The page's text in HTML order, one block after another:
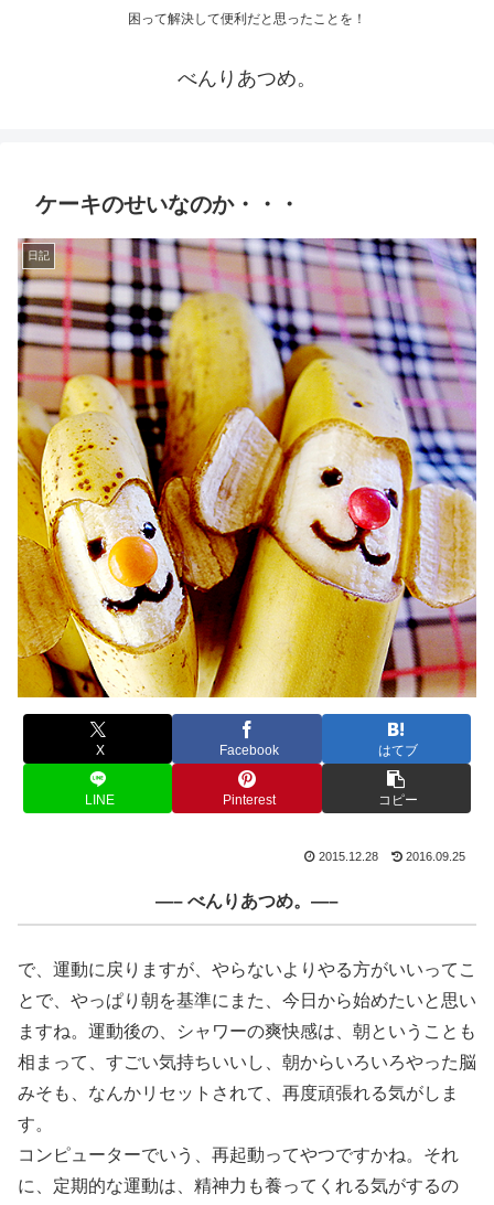
困って解決して便利だと思ったことを！
べんりあつめ。
ケーキのせいなのか・・・
日記
X Facebook はてブ
LINE Pinterest コピー
2015.12.28 2016.09.25
—– べんりあつめ。—–
で、運動に戻りますが、やらないよりやる方がいいってこ
とで、やっぱり朝を基準にまた、今日から始めたいと思い
ますね。運動後の、シャワーの爽快感は、朝ということも
相まって、すごい気持ちいいし、朝からいろいろやった脳
みそも、なんかリセットされて、再度頑張れる気がしま
す。
コンピューターでいう、再起動ってやつですかね。それ
に、定期的な運動は、精神力も養ってくれる気がするの